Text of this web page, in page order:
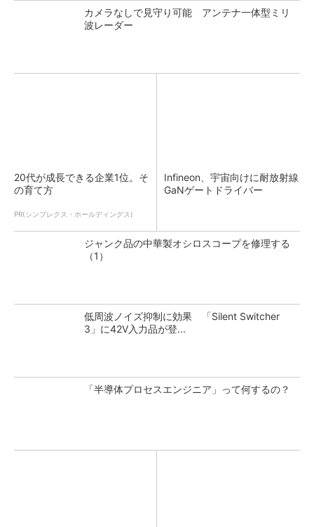
カメラなしで見守り可能 アンテナ一体型ミリ
波レーダー
20代が成長できる企業1位。そ
の育て方
PR(シンプレクス・ホールディングス)
Infineon、宇宙向けに耐放射線
GaNゲートドライバー
ジャンク品の中華製オシロスコープを修理する
（1）
低周波ノイズ抑制に効果 「Silent Switcher
3」に42V入力品が登...
「半導体プロセスエンジニア」って何するの？